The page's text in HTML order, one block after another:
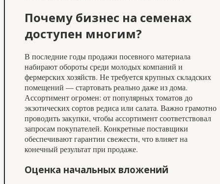
Почему бизнес на семенах
доступен многим?
В последние годы продажи посевного материала
набирают обороты среди молодых компаний и
фермерских хозяйств. Не требуется крупных складских
помещений — стартовать реально даже из дома.
Ассортимент огромен: от популярных томатов до
экзотических сортов редиса или салата. Важно грамотно
проводить закупки, чтобы ассортимент соответствовал
запросам покупателей. Конкретные поставщики
обеспечивают гарантии свежести, что влияет на
конечный результат при продаже.
Оценка начальных вложений